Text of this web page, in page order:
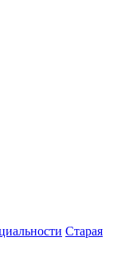
Старая